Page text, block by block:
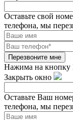
Оставьте свой
телефона, мы
Перезвоните мне
Нажима на кнопку
Закрыть окно
Оставьте Ваш
телефона, мы